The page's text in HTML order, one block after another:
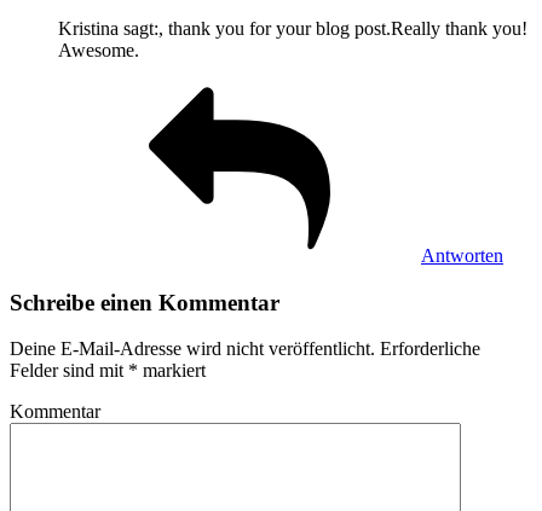
Kristina sagt:, thank you for your blog post.Really thank you!
Awesome.
Antworten
Schreibe einen Kommentar
Deine E-Mail-Adresse wird nicht veröffentlicht. Erforderliche
Felder sind mit * markiert
Kommentar